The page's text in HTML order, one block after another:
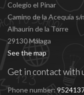
Colegio el Pinar
Camino de la Acequía s/n
Alhaurín de la Torre
29130 Málaga
See the map
Get in contact with
Phone number: